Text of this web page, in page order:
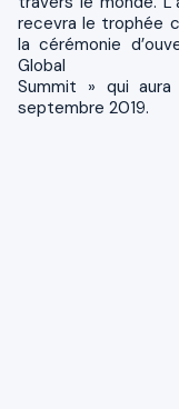
recevra le trophée
la cérémonie
Global
Summit » qui
septembre 2019.